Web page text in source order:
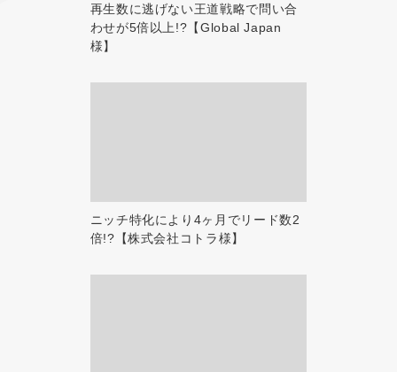
再生数に逃げない王道戦略で問い合
わせが5倍以上!?【Global Japan
様】
ニッチ特化により4ヶ月でリード数2
倍!?【株式会社コトラ様】